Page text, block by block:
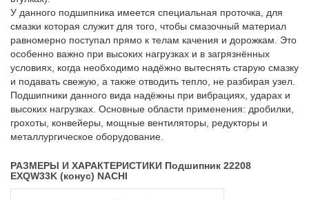
У данного подшипника имеется специальная проточка, для
смазки которая служит для того, чтобы смазочный материал
равномерно поступал прямо к телам качения и дорожкам. Это
особенно важно при высоких нагрузках и в загрязнённых
условиях, когда необходимо надёжно вытеснять старую смазку
и подавать свежую, а также отводить тепло, не разбирая узел.
Подшипники данного вида надёжны при вибрациях, ударах и
высоких нагрузках. Основные области применения: дробилки,
грохоты, конвейеры, мощные вентиляторы, редукторы и
металлургическое оборудование.
РАЗМЕРЫ И ХАРАКТЕРИСТИКИ Подшипник 22208
EXQW33K (конус) NACHI